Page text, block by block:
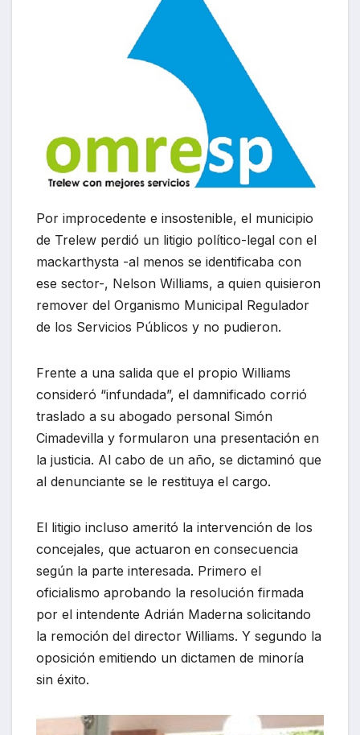
Por improcedente e insostenible, el municipio
de Trelew perdió un litigio político-legal con el
mackarthysta -al menos se identificaba con
ese sector-, Nelson Williams, a quien quisieron
remover del Organismo Municipal Regulador
de los Servicios Públicos y no pudieron.
Frente a una salida que el propio Williams
consideró “infundada”, el damnificado corrió
traslado a su abogado personal Simón
Cimadevilla y formularon una presentación en
la justicia. Al cabo de un año, se dictaminó que
al denunciante se le restituya el cargo.
El litigio incluso ameritó la intervención de los
concejales, que actuaron en consecuencia
según la parte interesada. Primero el
oficialismo aprobando la resolución firmada
por el intendente Adrián Maderna solicitando
la remoción del director Williams. Y segundo la
oposición emitiendo un dictamen de minoría
sin éxito.